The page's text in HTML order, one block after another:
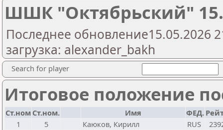
ШШК "Октябрьский"
Последнее обновление15.05.2026
загрузка: alexander_bakh
Search for player
Итоговое положение
Ст.ном Ст.ном. Имя ФЕД.
1
5 Каюков, Кирилл RUS